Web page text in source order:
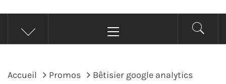
CLOCAL
De la proximité dans vos services
principal
Accueil Promos Bêtisier google analytics